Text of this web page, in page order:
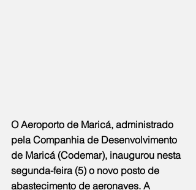
O Aeroporto de Maricá, administrado
pela Companhia de Desenvolvimento
de Maricá (Codemar), inaugurou nesta
segunda-feira (5) o novo posto de
abastecimento de aeronaves. A